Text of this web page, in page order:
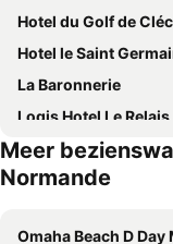
Hotel du Golf de
Hotel le Saint
La Baronnerie
Logis Hotel Le Relais De La Poste Restaurant
Le Beverl'inn
Le Moulin du Vey
Meer
Normande
Omaha Beach D Day